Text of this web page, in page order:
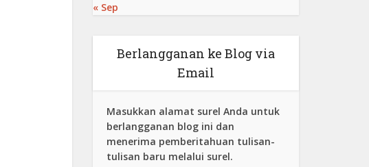
« Sep
Berlangganan ke Blog via
Email
Masukkan alamat surel Anda untuk
berlangganan blog ini dan
menerima pemberitahuan tulisan-
tulisan baru melalui surel.